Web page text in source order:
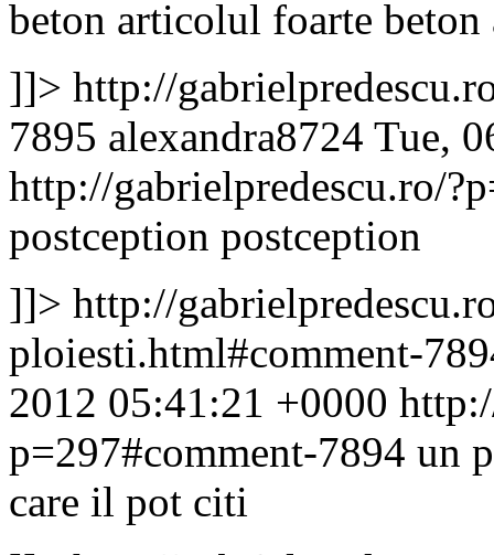
beton articolul foarte
]]> http://
7895 alexandra8724 Tue,
http://gabrielpredescu.ro/
postception postception
]]> http://
ploiesti.html#comment-
2012 05:41:21 +0000
p=297#comment-7894 un
care il pot citi